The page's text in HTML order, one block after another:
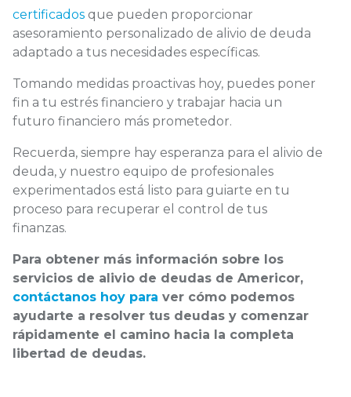
certificados que pueden proporcionar
asesoramiento personalizado de alivio de deuda
adaptado a tus necesidades específicas.
Tomando medidas proactivas hoy, puedes poner
fin a tu estrés financiero y trabajar hacia un
futuro financiero más prometedor.
Recuerda, siempre hay esperanza para el alivio de
deuda, y nuestro equipo de profesionales
experimentados está listo para guiarte en tu
proceso para recuperar el control de tus
finanzas.
Para obtener más información sobre los
servicios de alivio de deudas de Americor,
contáctanos hoy para ver cómo podemos
ayudarte a resolver tus deudas y comenzar
rápidamente el camino hacia la completa
libertad de deudas.